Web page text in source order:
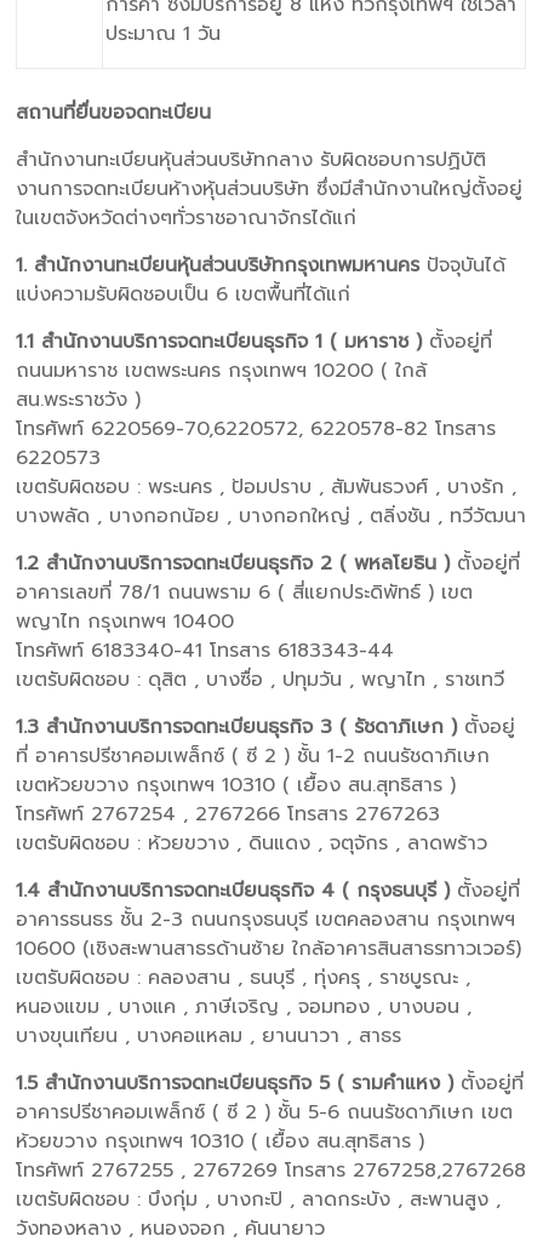
ประมาณ 1 วัน
สถานที่ยื่นขอจดทะเบียน
สำนักงานทะเบียนหุ้นส่วนบริษัทกลาง รับผิดชอบการปฏิบัติ
งานการจดทะเบียนห้างหุ้นส่วนบริษัท ซึ่งมีสำนักงานใหญ่ตั้งอยู่
ในเขตจังหวัดต่างๆทั่วราชอาณาจักรได้แก่
1. สำนักงานทะเบียนหุ้นส่วนบริษัทกรุงเทพมหานคร ปัจจุบันได้
แบ่งความรับผิดชอบเป็น 6 เขตพื้นที่ได้แก่
1.1 สำนักงานบริการจดทะเบียนธุรกิจ 1 ( มหาราช )ตั้งอยู่ที่
ถนนมหาราช เขตพระนคร กรุงเทพฯ 10200 ( ใกล้
สน.พระราชวัง )
โทรศัพท์ 6220569-70,6220572, 6220578-82 โทรสาร
6220573
เขตรับผิดชอบ : พระนคร , ป้อมปราบ , สัมพันธวงศ์ , บางรัก ,
บางพลัด , บางกอกน้อย , บางกอกใหญ่ , ตลิ่งชัน , ทวีวัฒนา
1.2 สำนักงานบริการจดทะเบียนธุรกิจ 2 ( พหลโยธิน )ตั้งอยู่ที่
อาคารเลขที่ 78/1 ถนนพราม 6 ( สี่แยกประดิพัทธ์ ) เขต
พญาไท กรุงเทพฯ 10400
โทรศัพท์ 6183340-41 โทรสาร 6183343-44
เขตรับผิดชอบ : ดุสิต , บางซื่อ , ปทุมวัน , พญาไท , ราชเทวี
1.3 สำนักงานบริการจดทะเบียนธุรกิจ 3 ( รัชดาภิเษก )ตั้งอยู่
ที่ อาคารปรีชาคอมเพล็กซ์ ( ซี 2 ) ชั้น 1-2 ถนนรัชดาภิเษก
เขตห้วยขวาง กรุงเทพฯ 10310 ( เยื้อง สน.สุทธิสาร )
โทรศัพท์ 2767254 , 2767266 โทรสาร 2767263
เขตรับผิดชอบ : ห้วยขวาง , ดินแดง , จตุจักร , ลาดพร้าว
1.4 สำนักงานบริการจดทะเบียนธุรกิจ 4 ( กรุงธนบุรี ) ตั้งอยู่ที่
อาคารธนธร ชั้น 2-3 ถนนกรุงธนบุรี เขตคลองสาน กรุงเทพฯ
10600 (เชิงสะพานสาธรด้านซ้าย ใกล้อาคารสินสาธรทาวเวอร์)
เขตรับผิดชอบ : คลองสาน , ธนบุรี , ทุ่งครุ , ราชบูรณะ ,
หนองแขม , บางแค , ภาษีเจริญ , จอมทอง , บางบอน ,
บางขุนเทียน , บางคอแหลม , ยานนาวา , สาธร
1.5 สำนักงานบริการจดทะเบียนธุรกิจ 5 ( รามคำแหง ) ตั้งอยู่ที่
อาคารปรีชาคอมเพล็กซ์ ( ซี 2 ) ชั้น 5-6 ถนนรัชดาภิเษก เขต
ห้วยขวาง กรุงเทพฯ 10310 ( เยื้อง สน.สุทธิสาร )
โทรศัพท์ 2767255 , 2767269 โทรสาร 2767258,2767268
เขตรับผิดชอบ : บึงกุ่ม , บางกะปิ , ลาดกระบัง , สะพานสูง ,
วังทองหลาง , หนองจอก , คันนายาว